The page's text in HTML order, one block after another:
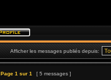
Afficher les messages publiés depuis:
Page 1 sur 1 [ 5 messages ]